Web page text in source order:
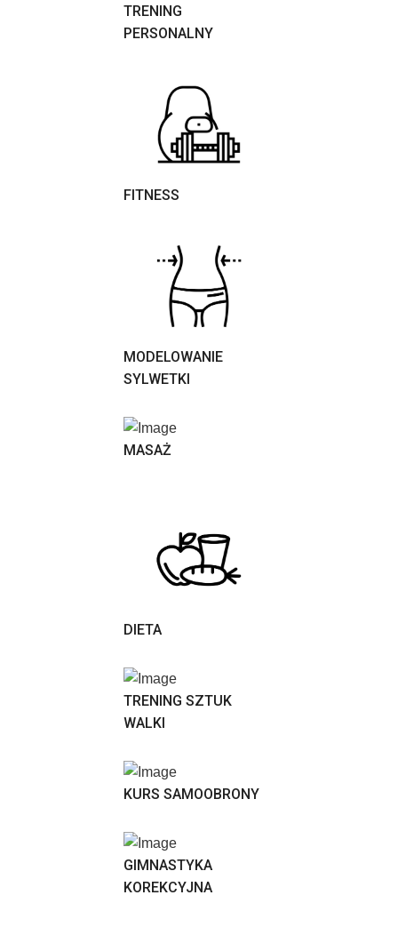
TRENING
PERSONALNY
FITNESS
MODELOWANIE
SYLWETKI
MASAŻ
DIETA
TRENING SZTUK
WALKI
KURS SAMOOBRONY
GIMNASTYKA
KOREKCYJNA